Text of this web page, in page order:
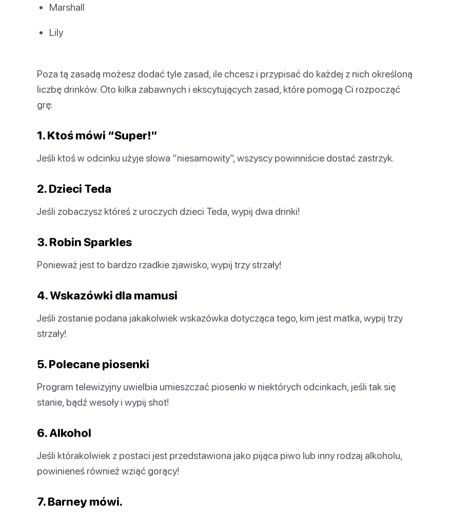
Marshall
Lily
Poza tą zasadą możesz dodać tyle zasad, ile chcesz i przypisać do każdej z nich określoną
liczbę drinków. Oto kilka zabawnych i ekscytujących zasad, które pomogą Ci rozpocząć
grę:
1. Ktoś mówi “Super!”
Jeśli ktoś w odcinku użyje słowa “niesamowity”, wszyscy powinniście dostać zastrzyk.
2. Dzieci Teda
Jeśli zobaczysz któreś z uroczych dzieci Teda, wypij dwa drinki!
3. Robin Sparkles
Ponieważ jest to bardzo rzadkie zjawisko, wypij trzy strzały!
4. Wskazówki dla mamusi
Jeśli zostanie podana jakakolwiek wskazówka dotycząca tego, kim jest matka, wypij trzy
strzały!
5. Polecane piosenki
Program telewizyjny uwielbia umieszczać piosenki w niektórych odcinkach, jeśli tak się
stanie, bądź wesoły i wypij shot!
6. Alkohol
Jeśli którakolwiek z postaci jest przedstawiona jako pijąca piwo lub inny rodzaj alkoholu,
powinieneś również wziąć gorący!
7. Barney mówi.